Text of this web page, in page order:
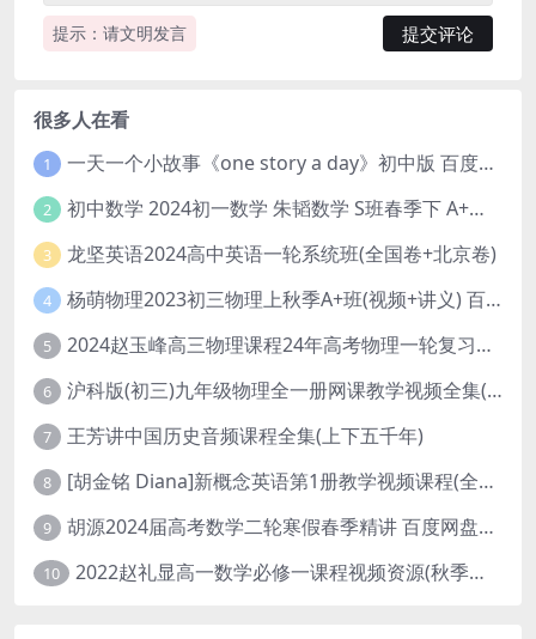
提示：请文明发言
很多人在看
1 一天一个小故事《one story a day》初中版 百度网盘分享下载
2 初中数学 2024初一数学 朱韬数学 S班春季下 A+班春季下 百度云网盘
3 龙坚英语2024高中英语一轮系统班(全国卷+北京卷)
4 杨萌物理2023初三物理上秋季A+班(视频+讲义) 百度网盘分享
5 2024赵玉峰高三物理课程24年高考物理一轮复习网课教程
6 沪科版(初三)九年级物理全一册网课教学视频全集(录播版 杜春雨 66讲)
7 王芳讲中国历史音频课程全集(上下五千年)
8 [胡金铭 Diana]新概念英语第1册教学视频课程(全集 百度网盘下载)
9 胡源2024届高考数学二轮寒假春季精讲 百度网盘分享
10 2022赵礼显高一数学必修一课程视频资源(秋季班 含讲义)百度网盘云